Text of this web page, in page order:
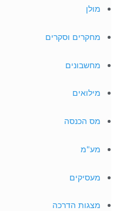
מולן
מחקרים וסקרים
מחשבונים
מילואים
מס הכנסה
מע"מ
מעסיקים
מצגות הדרכה